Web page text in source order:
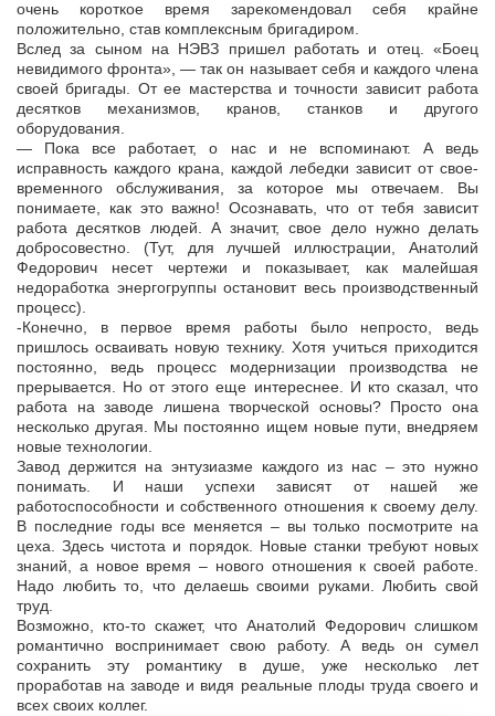
очень короткое время зарекомендовал себя крайне
положительно, став комплексным бригадиром.
Вслед за сыном на НЭВЗ пришел работать и отец. «Боец
невидимого фронта», — так он называет себя и каждого члена
своей бригады. От ее мастерства и точности зависит работа
десятков механизмов, кранов, станков и другого
оборудования.
— Пока все работает, о нас и не вспоминают. А ведь
исправность каждого крана, каждой лебедки зависит от свое-
временного обслуживания, за которое мы отвечаем. Вы
понимаете, как это важно! Осознавать, что от тебя зависит
работа десятков людей. А значит, свое дело нужно делать
добросовестно. (Тут, для лучшей иллюстрации, Анатолий
Федорович несет чертежи и показывает, как малейшая
недоработка энергогруппы остановит весь производственный
процесс).
-Конечно, в первое время работы было непросто, ведь
пришлось осваивать новую технику. Хотя учиться приходится
постоянно, ведь процесс модернизации производства не
прерывается. Но от этого еще интереснее. И кто сказал, что
работа на заводе лишена творческой основы? Просто она
несколько другая. Мы постоянно ищем новые пути, внедряем
новые технологии.
Завод держится на энтузиазме каждого из нас – это нужно
понимать. И наши успехи зависят от нашей же
работоспособности и собственного отношения к своему делу.
В последние годы все меняется – вы только посмотрите на
цеха. Здесь чистота и порядок. Новые станки требуют новых
знаний, а новое время – нового отношения к своей работе.
Надо любить то, что делаешь своими руками. Любить свой
труд.
Возможно, кто-то скажет, что Анатолий Федорович слишком
романтично воспринимает свою работу. А ведь он сумел
сохранить эту романтику в душе, уже несколько лет
проработав на заводе и видя реальные плоды труда своего и
всех своих коллег.